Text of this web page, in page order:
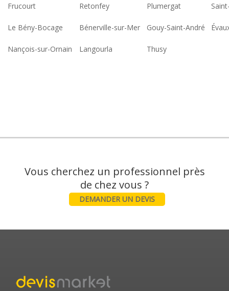
Frucourt Retonfey Plumergat
Le Bény-Bocage Bénerville-sur-Mer Gouy-Saint-André
Nançois-sur-Ornain Langourla Thusy
Vous cherchez un professionnel près
DEMANDER UN DEVIS